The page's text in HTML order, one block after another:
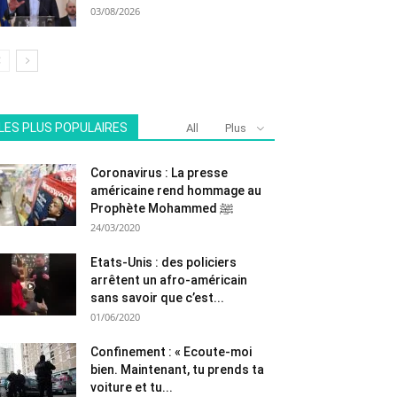
03/08/2026
LES PLUS POPULAIRES All Plus
Coronavirus : La presse
américaine rend hommage au
Prophète Mohammed ﷺ
24/03/2020
Etats-Unis : des policiers
arrêtent un afro-américain
sans savoir que c’est...
01/06/2020
Confinement : « Ecoute-moi
bien. Maintenant, tu prends ta
voiture et tu...